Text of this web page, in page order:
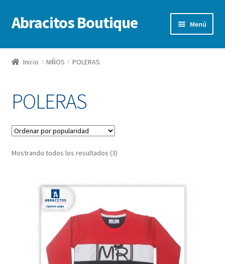
Ir
a
navegación
Ir
al
Abracitos Boutique Menú
Inicio
Niñas
Bebes
Ofertas
Inicio NIÑOS POLERAS
POLERAS
Mostrando todos los resultados (3)